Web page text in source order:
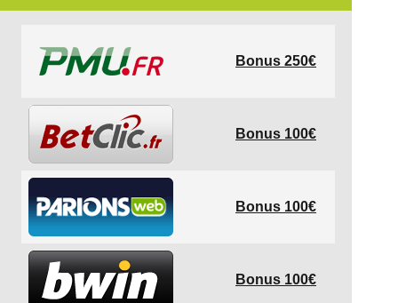
Bonus 250€
Bonus 100€
Bonus 100€
Bonus 100€